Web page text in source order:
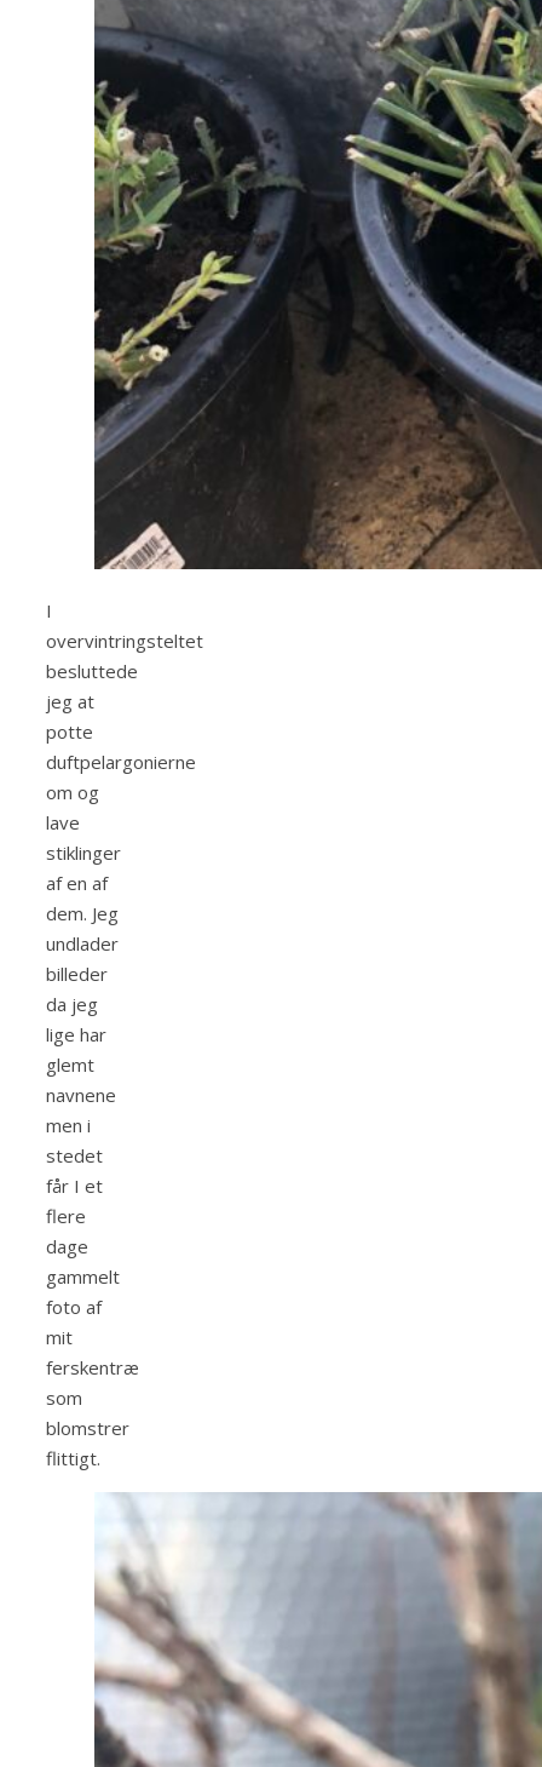
I
overvintringsteltet
besluttede
jeg at
potte
duftpelargonierne
om og
lave
stiklinger
af en af
dem. Jeg
undlader
billeder
da jeg
lige har
glemt
navnene
men i
stedet
får I et
flere
dage
gammelt
foto af
mit
ferskentræ
som
blomstrer
flittigt.